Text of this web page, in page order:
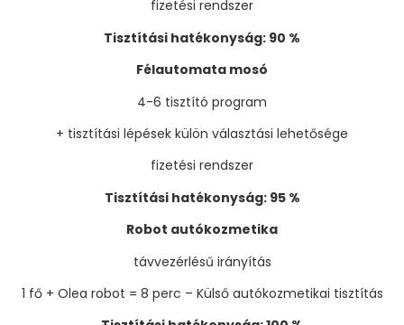
fizetési rendszer
Tisztítási hatékonyság: 90 %
Félautomata mosó
4-6 tisztító program
+ tisztítási lépések külön választási lehetősége
fizetési rendszer
Tisztítási hatékonyság: 95 %
Robot autókozmetika
távvezérlésű irányítás
1 fő + Olea robot = 8 perc – Külső autókozmetikai tisztítás